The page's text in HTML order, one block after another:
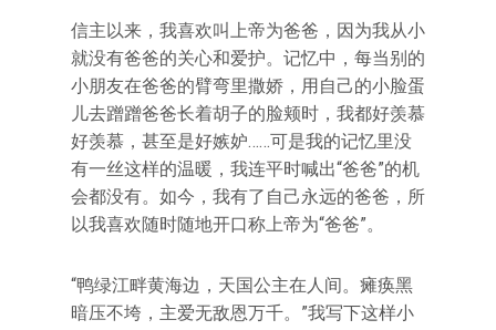
信主以来，我喜欢叫上帝为爸爸，因为我从小
就没有爸爸的关心和爱护。记忆中，每当别的
小朋友在爸爸的臂弯里撒娇，用自己的小脸蛋
儿去蹭蹭爸爸长着胡子的脸颊时，我都好羡慕
好羡慕，甚至是好嫉妒……可是我的记忆里没
有一丝这样的温暖，我连平时喊出“爸爸”的机
会都没有。如今，我有了自己永远的爸爸，所
以我喜欢随时随地开口称上帝为“爸爸”。
“鸭绿江畔黄海边，天国公主在人间。瘫痪黑
暗压不垮，主爱无敌恩万千。”我写下这样小